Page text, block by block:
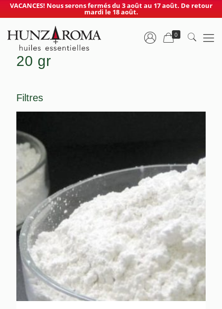
VACANCES! Nous serons fermés du 3 août au 17 août. De retour
mardi le 18 août.
0
20 gr
Filtres